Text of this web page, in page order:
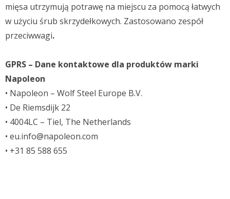
mięsa utrzymują potrawę na miejscu za pomocą łatwych
w użyciu śrub skrzydełkowych. Zastosowano zespół
przeciwwagi.
GPRS – Dane kontaktowe dla produktów marki
Napoleon
• Napoleon – Wolf Steel Europe B.V.
• De Riemsdijk 22
• 4004LC – Tiel, The Netherlands
• eu.info@napoleon.com
• +31 85 588 655